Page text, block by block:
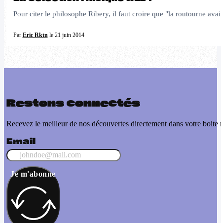
Pour citer le philosophe Ribery, il faut croire que "la routourne
Par Eric Rktnle 21 juin 2014
Restons connectés
Recevez le meilleur de nos découvertes directement dans votre boite
Email
Je m'abonne